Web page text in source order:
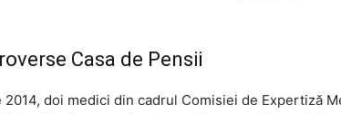
Casa de Pensii
2014, doi medici din cadrul Comisiei de Expertiză